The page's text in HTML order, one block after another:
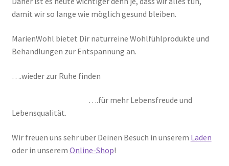
damit wir so lange wie möglich gesund bleiben.
MarienWohl bietet Dir naturreine Wohlfühlprodukte und
Behandlungen zur Entspannung an.
….wieder zur Ruhe finden
….für mehr Lebensfreude und
Lebensqualität.
Wir freuen uns sehr über Deinen Besuch in unserem Laden
oder in unserem Online-Shop!